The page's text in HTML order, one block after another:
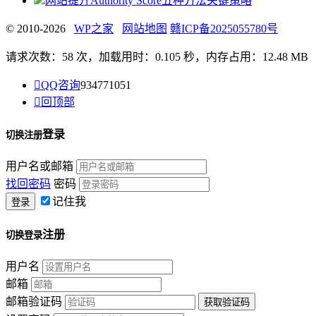
© 2010-2026 WP之家 网站地图 赣ICP备2025055780号
请求次数：58 次，加载用时：0.105 秒，内存占用：12.48 MB
QQ咨询934771051
 回顶部
切换注册登录
用户名或邮箱
找回密码 密码
记住我
切换登录注册
用户名
邮箱
邮箱验证码